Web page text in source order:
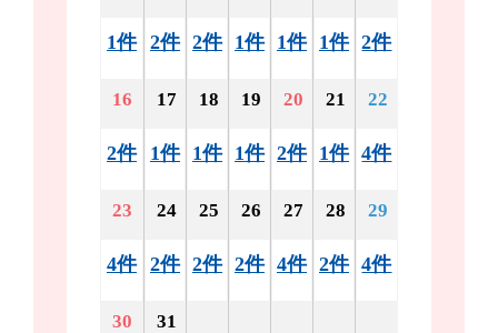
1件 2件 2件 1件 1件 1件 2件
16
2件
17
1件
18
1件
19
1件
20
2件
21
1件
22
4件
23
4件
24
2件
25
2件
26
2件
27
4件
28
2件
29
4件
30 31